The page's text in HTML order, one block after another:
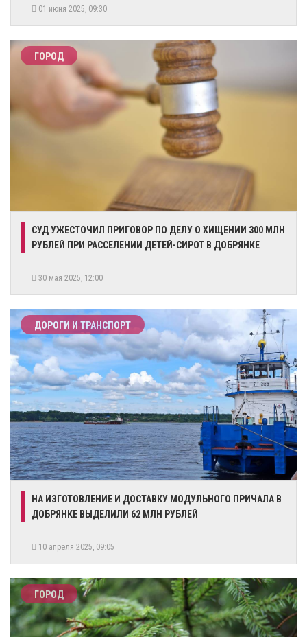
01 июня 2025, 09:30
ГОРОД
СУД УЖЕСТОЧИЛ ПРИГОВОР ПО ДЕЛУ О ХИЩЕНИИ 300 МЛН
РУБЛЕЙ ПРИ РАССЕЛЕНИИ ДЕТЕЙ-СИРОТ В ДОБРЯНКЕ
30 мая 2025, 12:00
ДОРОГИ И ТРАНСПОРТ
НА ИЗГОТОВЛЕНИЕ И ДОСТАВКУ МОДУЛЬНОГО ПРИЧАЛА В
ДОБРЯНКЕ ВЫДЕЛИЛИ 62 МЛН РУБЛЕЙ
10 апреля 2025, 09:05
ГОРОД